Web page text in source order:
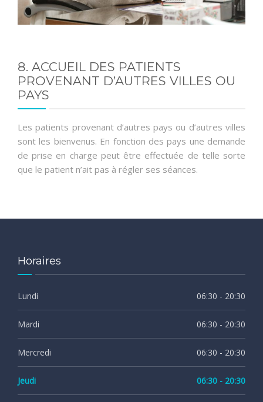
8. ACCUEIL DES PATIENTS
PROVENANT D’AUTRES VILLES OU
PAYS
Les patients provenant d’autres pays ou d’autres villes
sont les bienvenus. En fonction des pays une demande
de prise en charge peut être effectuée de telle sorte
que le patient n’ait pas à régler ses séances.
Horaires
Lundi 06:30 - 20:30
Mardi 06:30 - 20:30
Mercredi 06:30 - 20:30
Jeudi 06:30 - 20:30